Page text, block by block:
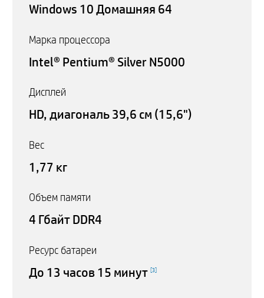
Windows 10 Домашняя 64
Марка процессора
Intel® Pentium® Silver N5000
Дисплей
HD, диагональ 39,6 см (15,6")
Вес
1,77 кг
Объем памяти
4 Гбайт DDR4
Ресурс батареи
До 13 часов 15 минут [3]